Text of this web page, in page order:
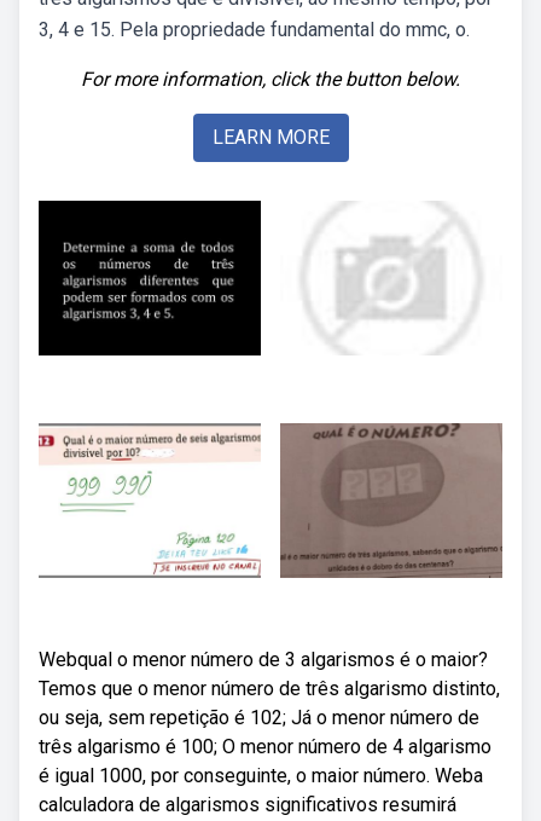
3, 4 e 15. Pela propriedade fundamental do mmc, o.
For more information, click the button below.
LEARN MORE
Webqual o menor número de 3 algarismos é o maior?
Temos que o menor número de três algarismo distinto,
ou seja, sem repetição é 102; Já o menor número de
três algarismo é 100; O menor número de 4 algarismo
é igual 1000, por conseguinte, o maior número. Weba
calculadora de algarismos significativos resumirá